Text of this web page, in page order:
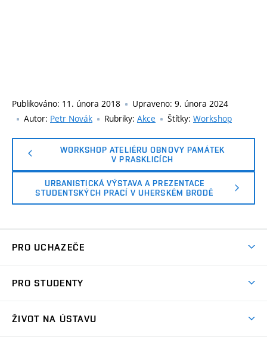
Publikováno: 11. února 2018 Upraveno: 9. února 2024
Autor: Petr Novák Rubriky: Akce Štítky: Workshop
WORKSHOP ATELIÉRU OBNOVY PAMÁTEK
V PRASKLICÍCH
URBANISTICKÁ VÝSTAVA A PREZENTACE
STUDENTSKÝCH PRACÍ V UHERSKÉM BRODĚ
PRO UCHAZEČE
Letní škola architektury
PRO STUDENTY
ŽIVOT NA ÚSTAVU